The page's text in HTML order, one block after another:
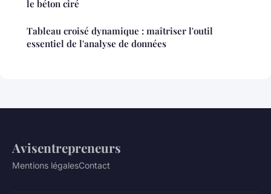
le béton ciré
Tableau croisé dynamique : maîtriser l'outil
essentiel de l'analyse de données
Avisentrepreneurs
Mentions légalesContact